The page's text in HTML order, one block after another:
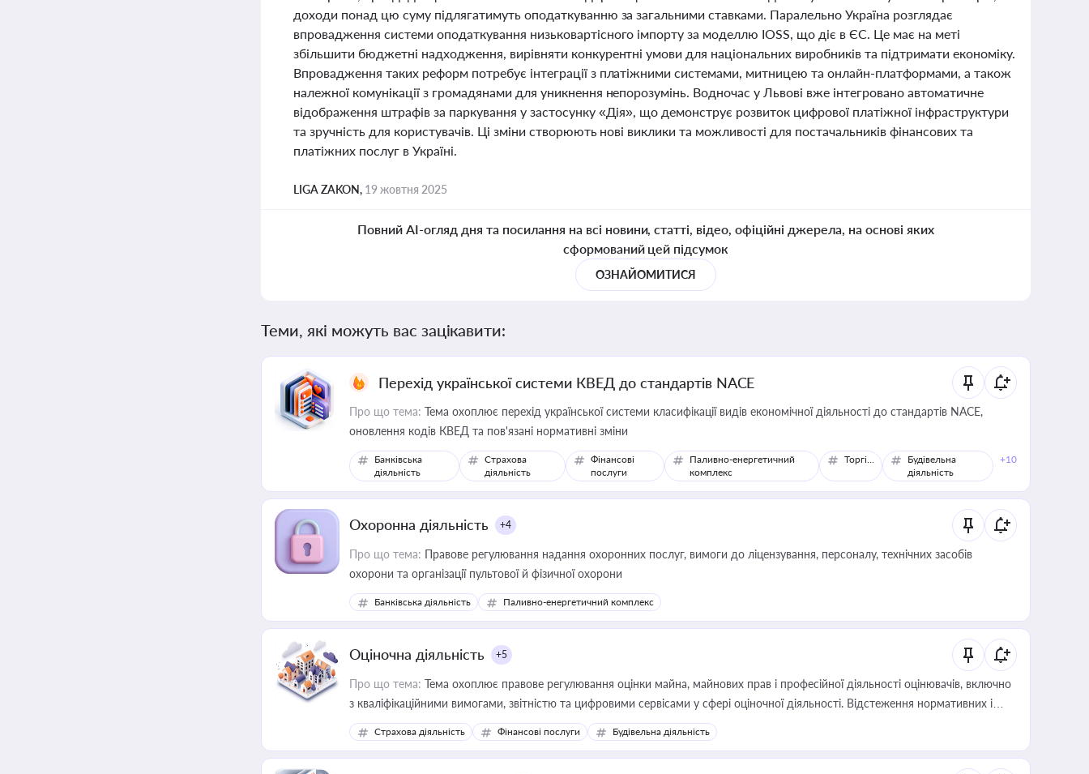
доходи понад цю суму підлягатимуть оподаткуванню за загальними ставками. Паралельно Україна розглядає
впровадження системи оподаткування низьковартісного імпорту за моделлю IOSS, що діє в ЄС. Це має на меті
збільшити бюджетні надходження, вирівняти конкурентні умови для національних виробників та підтримати економіку.
Впровадження таких реформ потребує інтеграції з платіжними системами, митницею та онлайн-платформами, а також
належної комунікації з громадянами для уникнення непорозумінь. Водночас у Львові вже інтегровано автоматичне
відображення штрафів за паркування у застосунку «Дія», що демонструє розвиток цифрової платіжної інфраструктури
та зручність для користувачів. Ці зміни створюють нові виклики та можливості для постачальників фінансових та
платіжних послуг в Україні.
LIGA ZAKON, 19 жовтня 2025
Повний AI-огляд дня та посилання на всі новини, статті, відео, офіційні джерела, на основі яких
сформований цей підсумок
ОЗНАЙОМИТИСЯ
Теми, які можуть вас зацікавити:
Перехід української системи КВЕД до стандартів NACE
Про що тема: Тема охоплює перехід української системи класифікації видів економічної діяльності до стандартів NACE,
оновлення кодів КВЕД та пов'язані нормативні зміни
Банківська
діяльність
Страхова
діяльність
Фінансові
послуги
Паливно-енергетичний
комплекс
Торгівля
Будівельна
діяльність
+10
Охоронна діяльність +4
Про що тема: Правове регулювання надання охоронних послуг, вимоги до ліцензування, персоналу, технічних засобів
охорони та організації пультової й фізичної охорони
Банківська діяльність Паливно-енергетичний комплекс
Оціночна діяльність +5
Про що тема: Тема охоплює правове регулювання оцінки майна, майнових прав і професійної діяльності оцінювачів, включно
з кваліфікаційними вимогами, звітністю та цифровими сервісами у сфері оціночної діяльності. Відстеження нормативних і
медійних змін у цій сфері корисне для власника бізнесу, керівника, юриста або бухгалтера під час оподаткування,
приватизації, оренди державного майна, корпоративних угод і перевірки статусу суб'єктів оціночної діяльності
Страхова діяльність Фінансові послуги Будівельна діяльність